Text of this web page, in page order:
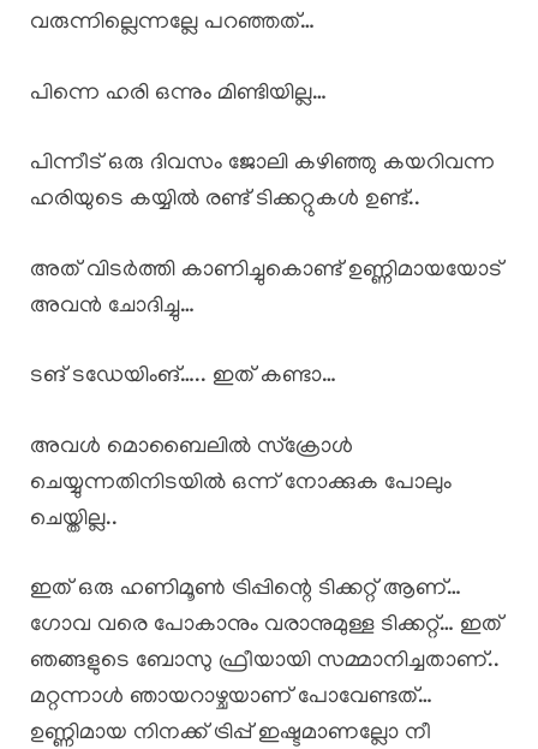
വരുന്നില്ലെന്നല്ലേ പറഞ്ഞത്…
പിന്നെ ഹരി ഒന്നും മിണ്ടിയില്ല…
പിന്നീട് ഒരു ദിവസം ജോലി കഴിഞ്ഞു കയറിവന്ന
ഹരിയുടെ കയ്യിൽ രണ്ട് ടിക്കറ്റുകൾ ഉണ്ട്..
അത് വിടർത്തി കാണിച്ചുകൊണ്ട് ഉണ്ണിമായയോട്
അവൻ ചോദിച്ചു…
ടങ് ടഡേയിംങ്….. ഇത് കണ്ടാ…
അവൾ മൊബൈലിൽ സ്ക്രോൾ
ചെയ്യുന്നതിനിടയിൽ ഒന്ന് നോക്കുക പോലും
ചെയ്തില്ല..
ഇത് ഒരു ഹണിമൂൺ ട്രിപ്പിന്റെ ടിക്കറ്റ് ആണ്…
ഗോവ വരെ പോകാനും വരാനുമുള്ള ടിക്കറ്റ്… ഇത്
ഞങ്ങളുടെ ബോസു ഫ്രീയായി സമ്മാനിച്ചതാണ്..
മറ്റന്നാൾ ഞായറാഴ്ചയാണ് പോവേണ്ടത്…
ഉണ്ണിമായ നിനക്ക് ട്രിപ്പ് ഇഷ്ടമാണല്ലോ നീ